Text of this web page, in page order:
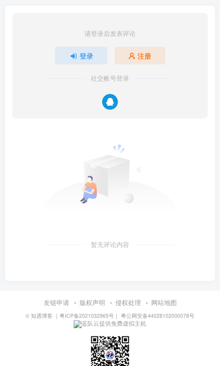
请登录后发表评论
登录 注册
社交帐号登录
暂无评论内容
友链申请 版权声明 侵权处理 网站地图
© 知遇博客 ｜ 粤ICP备2021032965号 ｜ 粤公网安备44028102000078号
蓝队云提供免费虚拟主机